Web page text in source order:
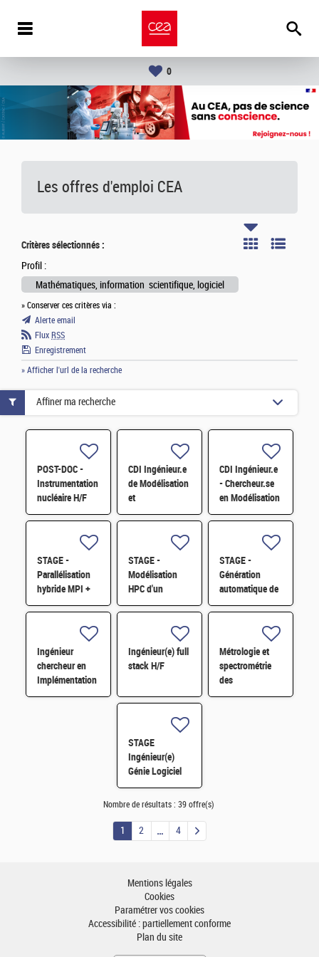
0
Les offres d'emploi CEA
Critères sélectionnés :
Profil :
Mathématiques, information scientifique, logiciel
» Conserver ces critères via :
Alerte email
Flux RSS
Enregistrement
» Afficher l'url de la recherche
POST-DOC -
Instrumentation
nucléaire H/F
CDI Ingénieur.e
de Modélisation
et
Développement
Physique du
cycle/neutronique
H/F
CDI Ingénieur.e
- Chercheur.se
en Modélisation
Diphasique et
Numériques H/F
STAGE -
Parallélisation
hybride MPI +
GPU d'un
éléments finis
STAGE -
Modélisation
HPC d'un
assemblage
type RJH et
benchmark H/F
STAGE -
Génération
automatique de
microstructures
Ingénieur
chercheur en
Implémentation
Physique
Ingénieur(e) full
stack H/F
Métrologie et
spectrométrie
des
rayonnements X
STAGE
Ingénieur(e)
Génie Logiciel
Interfaces
Innovantes H/F
Affiner ma recherche
Nombre de résultats : 39 offre(s)
1 2 4
Mentions légales
Cookies
Paramétrer vos cookies
Accessibilité : partiellement conforme
Plan du site